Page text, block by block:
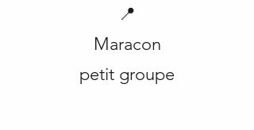
📍
Maracon
petit groupe